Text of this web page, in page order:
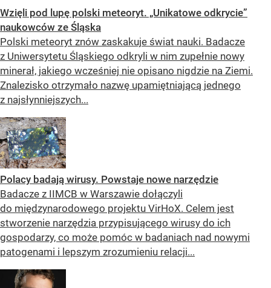
Wzięli pod lupę polski meteoryt. „Unikatowe odkrycie”
naukowców ze Śląska
Polski meteoryt znów zaskakuje świat nauki. Badacze
z Uniwersytetu Śląskiego odkryli w nim zupełnie nowy
minerał, jakiego wcześniej nie opisano nigdzie na Ziemi.
Znalezisko otrzymało nazwę upamiętniającą jednego
z najsłynniejszych...
Polacy badają wirusy. Powstaje nowe narzędzie
Badacze z IIMCB w Warszawie dołączyli
do międzynarodowego projektu VirHoX. Celem jest
stworzenie narzędzia przypisującego wirusy do ich
gospodarzy, co może pomóc w badaniach nad nowymi
patogenami i lepszym zrozumieniu relacji...